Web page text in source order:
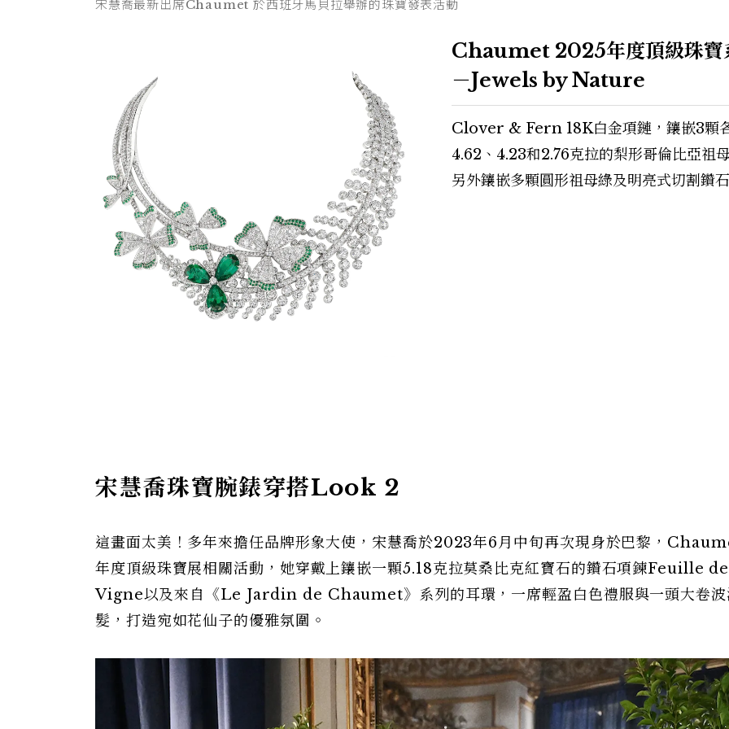
宋慧喬最新出席Chaumet 於西班牙馬貝拉舉辦的珠寶發表活動
Chaumet 2025年度頂級珠寶
－Jewels by Nature
Clover & Fern 18K白金項鏈，鑲嵌3顆
4.62、4.23和2.76克拉的梨形哥倫比亞祖
另外鑲嵌多顆圓形祖母綠及明亮式切割鑽石
宋慧喬珠寶腕錶穿搭Look 2
這畫面太美！多年來擔任品牌形象大使，宋慧喬於2023年6月中旬再次現身於巴黎，
年度頂級珠寶展相關活動，她穿戴上鑲嵌一顆5.18克拉莫桑比克紅寶石的鑽石項鍊Feuille de
Vigne以及來自《Le Jardin de Chaumet》系列的耳環，一席輕盈白色禮服與一頭大卷波
髮，打造宛如花仙子的優雅氛圍。